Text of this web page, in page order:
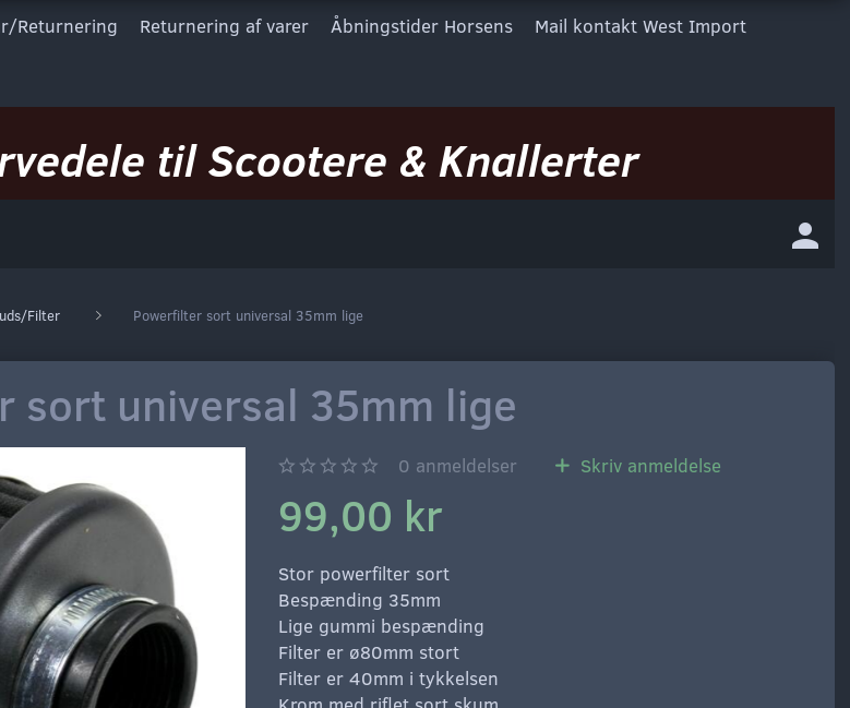
Returnering Returnering af varer Åbningstider Horsens Mail kontakt West Import
til Scootere & Knallerter
Filter Powerfilter sort universal 35mm lige
sort universal 35mm lige
0 anmeldelser Skriv anmeldelse
99,00 kr
Stor powerfilter sort
Bespænding 35mm
Lige gummi bespænding
Filter er ø80mm stort
Filter er 40mm i tykkelsen